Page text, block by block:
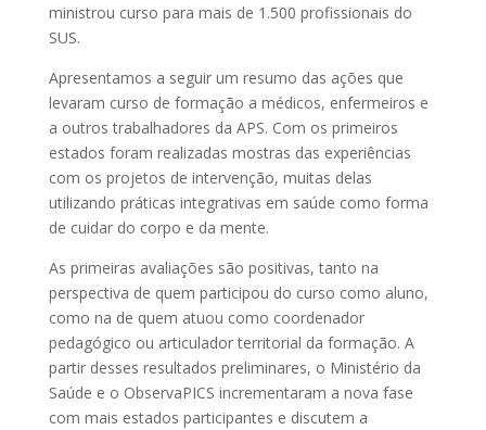
ministrou curso para mais de 1.500 profissionais do
SUS.
Apresentamos a seguir um resumo das ações que
levaram curso de formação a médicos, enfermeiros e
a outros trabalhadores da APS. Com os primeiros
estados foram realizadas mostras das experiências
com os projetos de intervenção, muitas delas
utilizando práticas integrativas em saúde como forma
de cuidar do corpo e da mente.
As primeiras avaliações são positivas, tanto na
perspectiva de quem participou do curso como aluno,
como na de quem atuou como coordenador
pedagógico ou articulador territorial da formação. A
partir desses resultados preliminares, o Ministério da
Saúde e o ObservaPICS incrementaram a nova fase
com mais estados participantes e discutem a